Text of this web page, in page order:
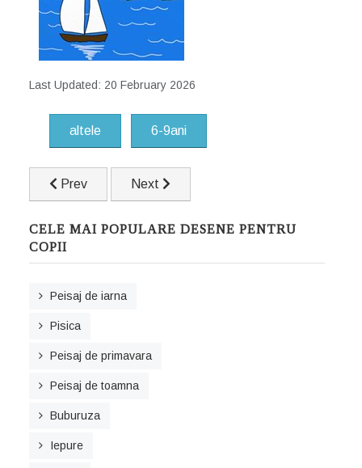
Last Updated: 20 February 2026
altele 6-9ani
Previous article: Soricel
Prev Next article: Sanie
Next
CELE MAI POPULARE DESENE PENTRU
COPII
Peisaj de iarna
Pisica
Peisaj de primavara
Peisaj de toamna
Buburuza
Iepure